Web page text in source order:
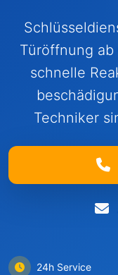
Türöffnung
schnelle
Techniker
24h Service